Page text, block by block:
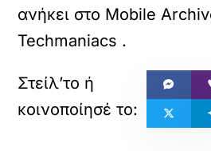
ανήκει στο Mobile
Techmaniacs .